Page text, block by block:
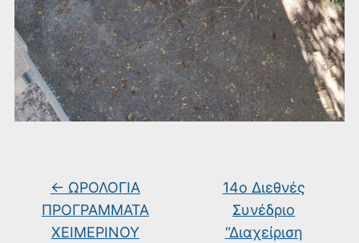
← ΩΡΟΛΟΓΙΑ
ΠΡΟΓΡΑΜΜΑΤΑ
ΧΕΙΜΕΡΙΝΟΥ
14ο Διεθνές
Συνέδριο
“Διαχείριση